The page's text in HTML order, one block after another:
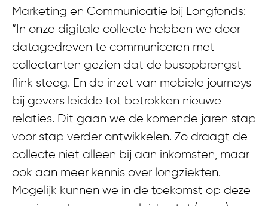
Marketing en Communicatie bij Longfonds:
“In onze digitale collecte hebben we door
datagedreven te communiceren met
collectanten gezien dat de busopbrengst
flink steeg. En de inzet van mobiele journeys
bij gevers leidde tot betrokken nieuwe
relaties. Dit gaan we de komende jaren stap
voor stap verder ontwikkelen. Zo draagt de
collecte niet alleen bij aan inkomsten, maar
ook aan meer kennis over longziekten.
Mogelijk kunnen we in de toekomst op deze